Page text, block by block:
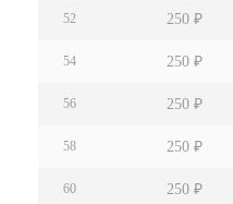
52 250 ₽
54 250 ₽
56 250 ₽
58 250 ₽
60 250 ₽